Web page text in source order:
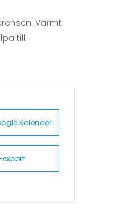
Varmt
till!
Kalender